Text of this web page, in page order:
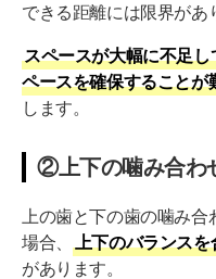
Q. 矯正のための抜歯
まとめ
できる距離には限界があ
スペースが大幅に不足
ペースを確保することが
します。
②上下の噛み合わ
上の歯と下の歯の噛み
場合、
上下のバランス
があります。